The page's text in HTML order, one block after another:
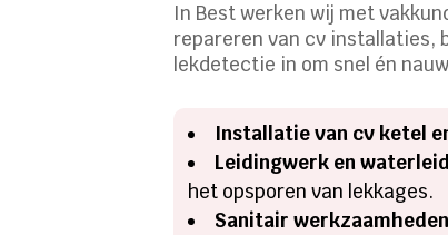
In Best werken wij met
repareren van cv installaties,
lekdetectie in om snel én
Installatie van cv ketel
Leidingwerk en
het opsporen van lekkages.
Sanitair